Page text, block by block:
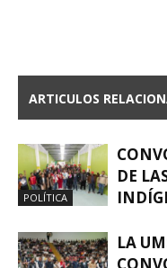
ARTICULOS
POLÍTICA
DE
LA